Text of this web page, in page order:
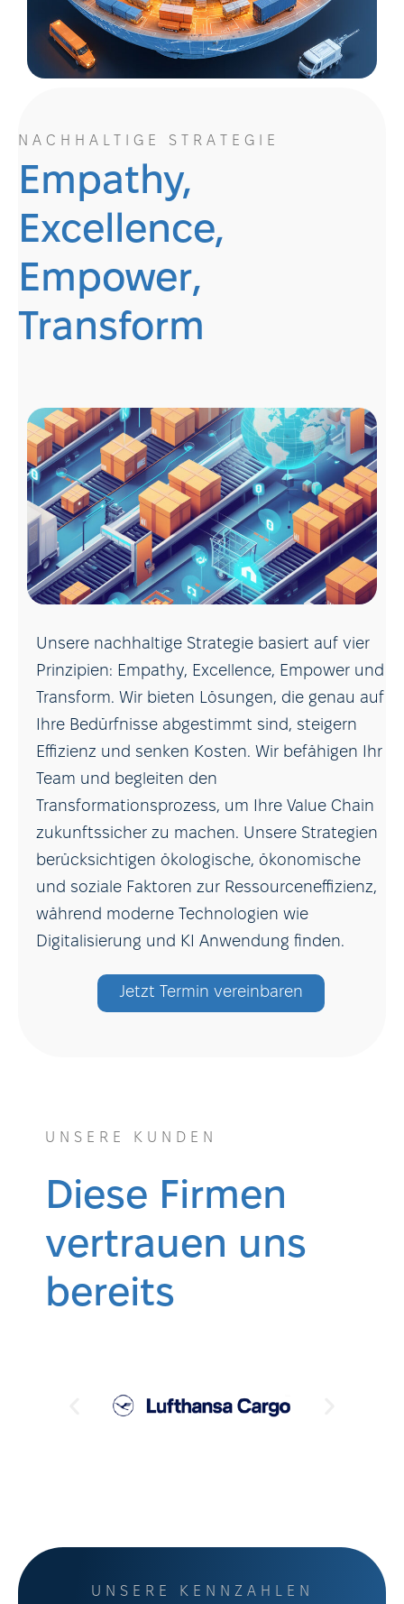
NACHHALTIGE STRATEGIE
Empathy,
Excellence,
Empower,
Transform
Unsere nachhaltige Strategie basiert auf vier
Prinzipien: Empathy, Excellence, Empower und
Transform. Wir bieten Lösungen, die genau auf
Ihre Bedürfnisse abgestimmt sind, steigern
Effizienz und senken Kosten. Wir befähigen Ihr
Team und begleiten den
Transformationsprozess, um Ihre Value Chain
zukunftssicher zu machen. Unsere Strategien
berücksichtigen ökologische, ökonomische
und soziale Faktoren zur Ressourceneffizienz,
während moderne Technologien wie
Digitalisierung und KI Anwendung finden.
Jetzt Termin vereinbaren
UNSERE KUNDEN
Diese Firmen
vertrauen uns
bereits
UNSERE KENNZAHLEN